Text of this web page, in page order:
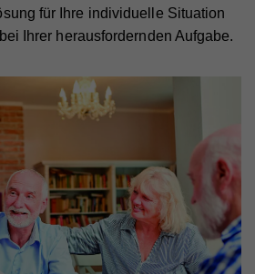
für Ihre individuelle Situation
Ihrer herausfordernden Aufgabe.